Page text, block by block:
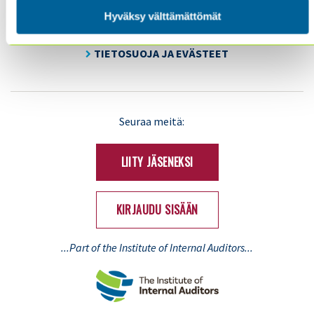
Hyväksy välttämättömät
YHDISTYS
YHTEYSTIEDOT
TIETOSUOJA JA EVÄSTEET
Seuraa meitä:
LIITY JÄSENEKSI
KIRJAUDU SISÄÄN
...Part of the Institute of Internal Auditors...